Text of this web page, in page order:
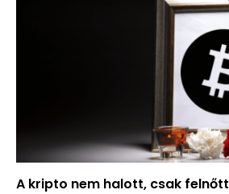
A kripto nem halott, csak felnőtt